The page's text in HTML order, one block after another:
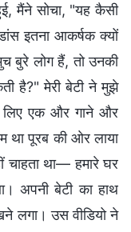
मैंने सोचा, "यह कैसी
इतना आकर्षक क्यों
बुरे लोग हैं, तो उनकी
है?" मेरी बेटी ने मुझे
लिए एक और गाने और
था पूरब की ओर लाया
चाहता था— हमारे घर
अपनी बेटी का हाथ
लगा। उस वीडियो ने